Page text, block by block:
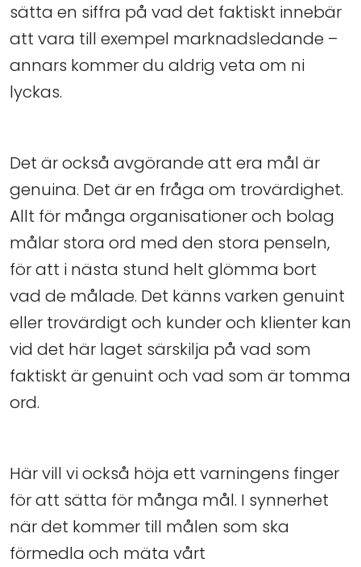
sätta en siffra på vad det faktiskt innebär
att vara till exempel marknadsledande –
annars kommer du aldrig veta om ni
lyckas.
Det är också avgörande att era mål är
genuina. Det är en fråga om trovärdighet.
Allt för många organisationer och bolag
målar stora ord med den stora penseln,
för att i nästa stund helt glömma bort
vad de målade. Det känns varken genuint
eller trovärdigt och kunder och klienter kan
vid det här laget särskilja på vad som
faktiskt är genuint och vad som är tomma
ord.
Här vill vi också höja ett varningens finger
för att sätta för många mål. I synnerhet
när det kommer till målen som ska
förmedla och mäta vårt